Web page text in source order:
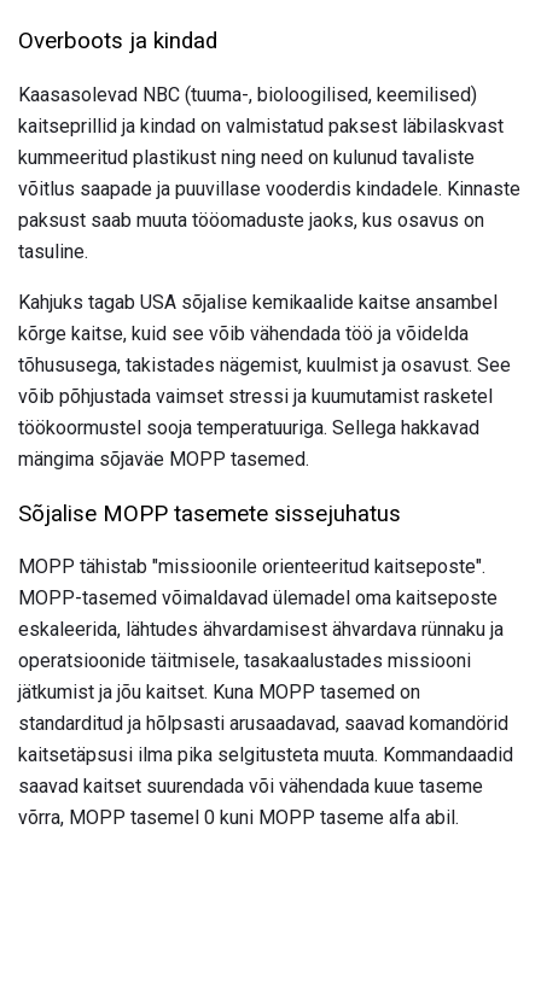
Overboots ja kindad
Kaasasolevad NBC (tuuma-, bioloogilised, keemilised)
kaitseprillid ja kindad on valmistatud paksest läbilaskvast
kummeeritud plastikust ning need on kulunud tavaliste
võitlus saapade ja puuvillase vooderdis kindadele. Kinnaste
paksust saab muuta tööomaduste jaoks, kus osavus on
tasuline.
Kahjuks tagab USA sõjalise kemikaalide kaitse ansambel
kõrge kaitse, kuid see võib vähendada töö ja võidelda
tõhususega, takistades nägemist, kuulmist ja osavust. See
võib põhjustada vaimset stressi ja kuumutamist rasketel
töökoormustel sooja temperatuuriga. Sellega hakkavad
mängima sõjaväe MOPP tasemed.
Sõjalise MOPP tasemete sissejuhatus
MOPP tähistab "missioonile orienteeritud kaitseposte".
MOPP-tasemed võimaldavad ülemadel oma kaitseposte
eskaleerida, lähtudes ähvardamisest ähvardava rünnaku ja
operatsioonide täitmisele, tasakaalustades missiooni
jätkumist ja jõu kaitset. Kuna MOPP tasemed on
standarditud ja hõlpsasti arusaadavad, saavad komandörid
kaitsetäpsusi ilma pika selgitusteta muuta. Kommandaadid
saavad kaitset suurendada või vähendada kuue taseme
võrra, MOPP tasemel 0 kuni MOPP taseme alfa abil.